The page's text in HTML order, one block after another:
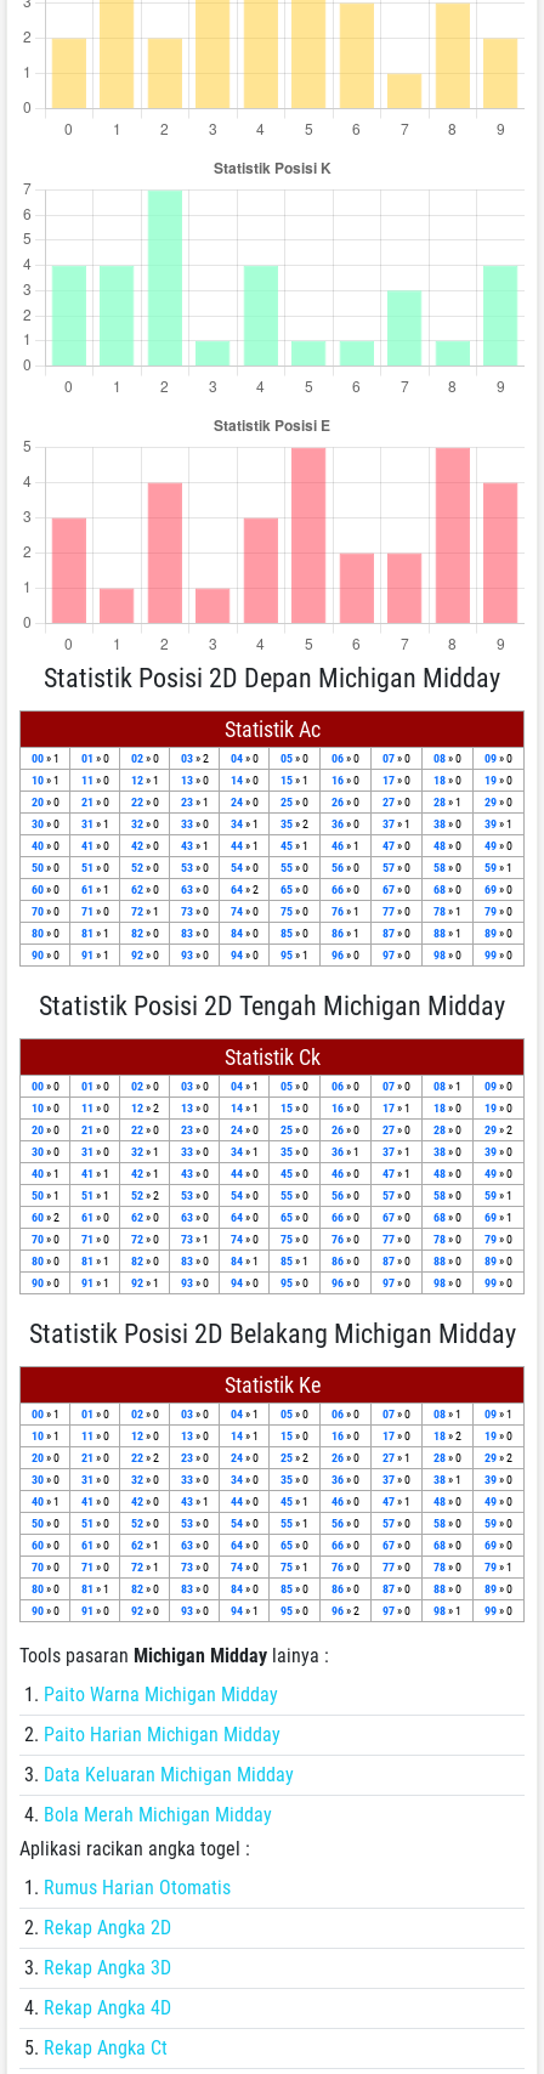
Statistik Posisi 2D Depan Michigan Midday
Statistik Ac
00» 1 01 » 0 02» 0 03» 2 04» 0 05» 0 06» 0 07» 0 08» 0 09» 0
10» 1 11 » 0 12» 1 13» 0 14» 0 15» 1 16» 0 17» 0 18» 0 19» 0
20» 0 21 » 0 22» 0 23» 1 24» 0 25» 0 26» 0 27» 0 28» 1 29» 0
30» 0 31 » 1 32» 0 33» 0 34» 1 35» 2 36» 0 37» 1 38» 0 39» 1
40» 0 41 » 0 42» 0 43» 1 44» 1 45» 1 46» 1 47» 0 48» 0 49» 0
50» 0 51 » 0 52» 0 53» 0 54» 0 55» 0 56» 0 57» 0 58» 0 59» 1
60» 0 61 » 1 62» 0 63» 0 64» 2 65» 0 66» 0 67» 0 68» 0 69» 0
70» 0 71 » 0 72» 1 73» 0 74» 0 75» 0 76» 1 77» 0 78» 1 79» 0
80» 0 81 » 1 82» 0 83» 0 84» 0 85» 0 86» 1 87» 0 88» 1 89» 0
90» 0 91 » 1 92» 0 93» 0 94» 0 95» 1 96» 0 97» 0 98» 0 99» 0
Statistik Posisi 2D Tengah Michigan Midday
Statistik Ck
00» 0 01 » 0 02» 0 03» 0 04» 1 05» 0 06» 0 07» 0 08» 1 09» 0
10» 0 11 » 0 12» 2 13» 0 14» 1 15» 0 16» 0 17» 1 18» 0 19» 0
20» 0 21 » 0 22» 0 23» 0 24» 0 25» 0 26» 0 27» 0 28» 0 29» 2
30» 0 31 » 0 32» 1 33» 0 34» 1 35» 0 36» 1 37» 1 38» 0 39» 0
40» 1 41 » 1 42» 1 43» 0 44» 0 45» 0 46» 0 47» 1 48» 0 49» 0
50» 1 51 » 1 52» 2 53» 0 54» 0 55» 0 56» 0 57» 0 58» 0 59» 1
60» 2 61 » 0 62» 0 63» 0 64» 0 65» 0 66» 0 67» 0 68» 0 69» 1
70» 0 71 » 0 72» 0 73» 1 74» 0 75» 0 76» 0 77» 0 78» 0 79» 0
80» 0 81 » 1 82» 0 83» 0 84» 1 85» 1 86» 0 87» 0 88» 0 89» 0
90» 0 91 » 1 92» 1 93» 0 94» 0 95» 0 96» 0 97» 0 98» 0 99» 0
Statistik Posisi 2D Belakang Michigan Midday
Statistik Ke
00» 1 01 » 0 02» 0 03» 0 04» 1 05» 0 06» 0 07» 0 08» 1 09» 1
10» 1 11 » 0 12» 0 13» 0 14» 1 15» 0 16» 0 17» 0 18» 2 19» 0
20» 0 21 » 0 22» 2 23» 0 24» 0 25» 2 26» 0 27» 1 28» 0 29» 2
30» 0 31 » 0 32» 0 33» 0 34» 0 35» 0 36» 0 37» 0 38» 1 39» 0
40» 1 41 » 0 42» 0 43» 1 44» 0 45» 1 46» 0 47» 1 48» 0 49» 0
50» 0 51 » 0 52» 0 53» 0 54» 0 55» 1 56» 0 57» 0 58» 0 59» 0
60» 0 61 » 0 62» 1 63» 0 64» 0 65» 0 66» 0 67» 0 68» 0 69» 0
70» 0 71 » 0 72» 1 73» 0 74» 0 75» 1 76» 0 77» 0 78» 0 79» 1
80» 0 81 » 1 82» 0 83» 0 84» 0 85» 0 86» 0 87» 0 88» 0 89» 0
90» 0 91 » 0 92» 0 93» 0 94» 1 95» 0 96» 2 97» 0 98» 1 99» 0
Tools pasaran Michigan Midday lainya :
Paito Warna Michigan Midday
Paito Harian Michigan Midday
Data Keluaran Michigan Midday
Bola Merah Michigan Midday
Aplikasi racikan angka togel :
Rumus Harian Otomatis
Rekap Angka 2D
Rekap Angka 3D
Rekap Angka 4D
Rekap Angka Ct